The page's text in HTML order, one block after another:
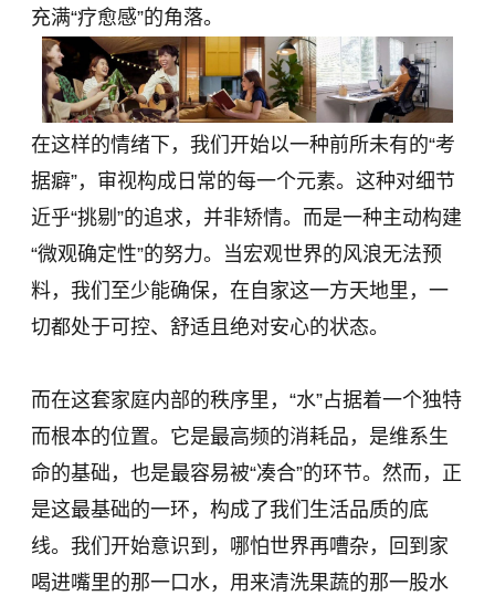
充满“疗愈感”的角落。
在这样的情绪下，我们开始以一种前所未有的“考
据癖”，审视构成日常的每一个元素。这种对细节
近乎“挑剔”的追求，并非矫情。而是一种主动构建
“微观确定性”的努力。当宏观世界的风浪无法预
料，我们至少能确保，在自家这一方天地里，一
切都处于可控、舒适且绝对安心的状态。
而在这套家庭内部的秩序里，“水”占据着一个独特
而根本的位置。它是最高频的消耗品，是维系生
命的基础，也是最容易被“凑合”的环节。然而，正
是这最基础的一环，构成了我们生活品质的底
线。我们开始意识到，哪怕世界再嘈杂，回到家
喝进嘴里的那一口水，用来清洗果蔬的那一股水